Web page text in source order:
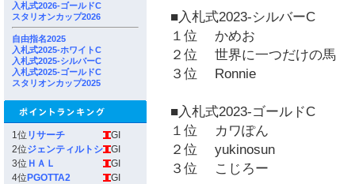
入札式2026-ゴールドC
スタリオンカップ2026
自由指名2025
入札式2025-ホワイトC
入札式2025-シルバーC
入札式2025-ゴールドC
スタリオンカップ2025
1位 リサーチ
GI
2位ジェンティルトシ
GI
3位 ＨＡＬ
GI
4位 PGOTTA2
GI
■入札式2023-シルバーC
１位 かめお
２位 世界に一つだけの馬
３位 Ronnie
■入札式2023-ゴールドC
１位 カワぽん
２位 yukinosun
３位 こじろー